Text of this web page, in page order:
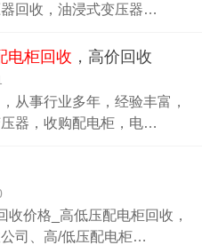
回收，油浸式变压器…
电柜回收 ，高价回收
从事行业多年，经验丰富，
器，收购配电柜，电…
价格_高低压配电柜回收，
司、高/低压配电柜…